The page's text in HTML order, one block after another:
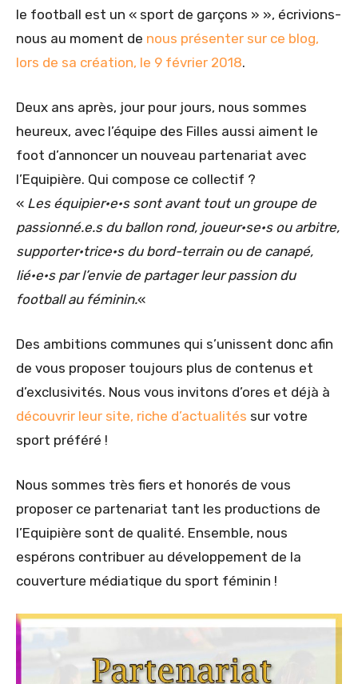
le football est un « sport de garçons » », écrivions-
nous au moment de nous présenter sur ce blog,
lors de sa création, le 9 février 2018.
Deux ans après, jour pour jours, nous sommes
heureux, avec l’équipe des Filles aussi aiment le
foot d’annoncer un nouveau partenariat avec
l’Equipière. Qui compose ce collectif ?
« Les équipier·e·s sont avant tout un groupe de
passionné.e.s du ballon rond, joueur·se·s ou arbitre,
supporter·trice·s du bord-terrain ou de canapé,
lié·e·s par l’envie de partager leur passion du
football au féminin.«
Des ambitions communes qui s’unissent donc afin
de vous proposer toujours plus de contenus et
d’exclusivités. Nous vous invitons d’ores et déjà à
découvrir leur site, riche d’actualités sur votre
sport préféré !
Nous sommes très fiers et honorés de vous
proposer ce partenariat tant les productions de
l’Equipière sont de qualité. Ensemble, nous
espérons contribuer au développement de la
couverture médiatique du sport féminin !